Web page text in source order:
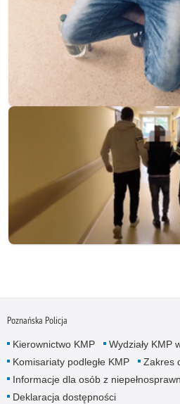
Poznańska Policja
Kierownictwo KMP
Wydziały KMP
Komisariaty podległe KMP
Zakres
Informacje dla osób z
Deklaracja dostępności